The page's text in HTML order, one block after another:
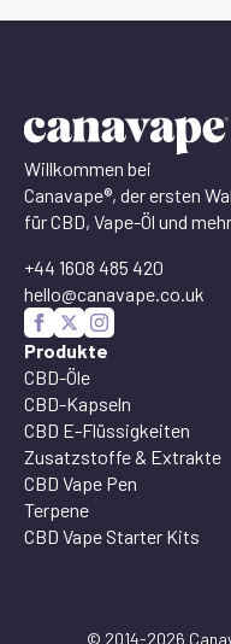
Willkommen bei
Canavape®, der ersten
für CBD, Vape-Öl und mehr.
+44 1608 485 420
hello@canavape.co.uk
Produkte
CBD-Öle
CBD-Kapseln
CBD E-Flüssigkeiten
Zusatzstoffe & Extrakte
CBD Vape Pen
Terpene
CBD Vape Starter Kits
© 2014-2026